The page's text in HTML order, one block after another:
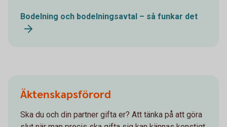
Bodelning och bodelningsavtal – så funkar det
Äktenskapsförord
Ska du och din partner gifta er? Att tänka på att göra